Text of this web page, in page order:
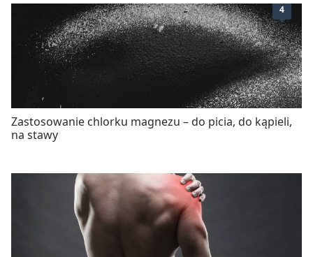
4
Zastosowanie chlorku magnezu – do picia, do kąpieli,
na stawy